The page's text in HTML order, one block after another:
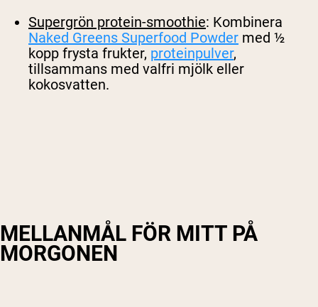
Supergrön protein-smoothie: Kombinera
Naked Greens Superfood Powder med ½
kopp frysta frukter, proteinpulver,
tillsammans med valfri mjölk eller
kokosvatten.
MELLANMÅL FÖR MITT PÅ
MORGONEN